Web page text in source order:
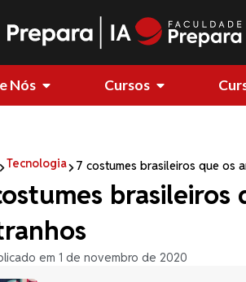
Nós Cursos
Tecnologia 7 costumes brasileiros que os
brasileiros
em 1 de novembro de 2020